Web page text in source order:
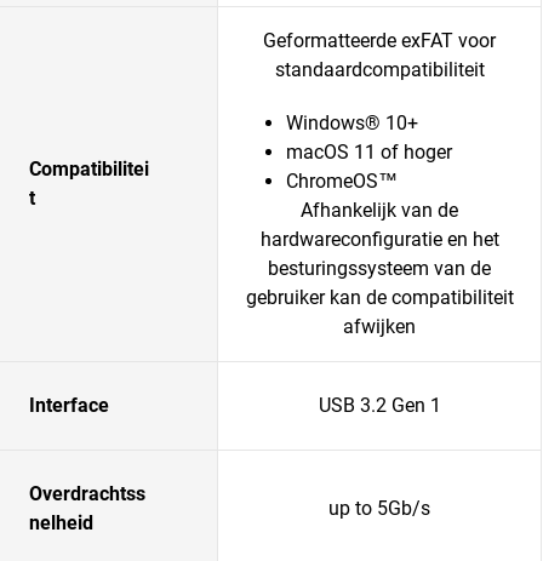
Compatibilitei
t
Geformatteerde exFAT voor
standaardcompatibiliteit
Windows® 10+
macOS 11 of hoger
ChromeOS™
Afhankelijk van de
hardwareconfiguratie en het
besturingssysteem van de
gebruiker kan de compatibiliteit
afwijken
Interface USB 3.2 Gen 1
Overdrachtss
nelheid
up to 5Gb/s